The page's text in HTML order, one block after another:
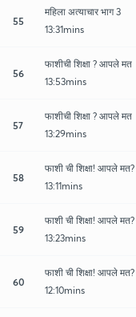
55
महिला अत्याचार भाग 3
13:31mins
56
फाशीची शिक्षा ? आपले मत
13:53mins
57
फाशीची शिक्षा ? आपले मत
13:29mins
58
फाशी ची शिक्षा! आपले मत?
13:11mins
59
फाशी ची शिक्षा! आपले मत?
13:23mins
60
फाशी ची शिक्षा! आपले मत?
12:10mins